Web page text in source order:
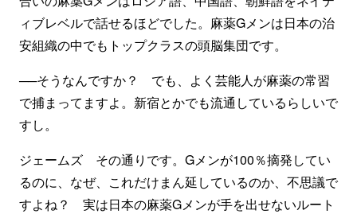
ィブレベルで話せるほどでした。麻薬Gメンは日本の治
安組織の中でもトップクラスの頭脳集団です。
──そうなんですか？ でも、よく芸能人が麻薬の常習
で捕まってますよ。新宿とかでも流通しているらしいで
すし。
ジェームズ その通りです。Gメンが100％摘発してい
るのに、なぜ、これだけまん延しているのか、不思議で
すよね？ 実は日本の麻薬Gメンが手を出せないルート